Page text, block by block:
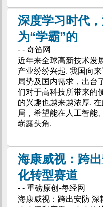
深度学习时代
为“学霸”的
- - 奇笛网
近年来全球高新技术发
产业纷纷兴起. 我国向
局势及国内需求，出台
们对于高科技所带来的
的兴趣也越来越浓厚.
局，希望能在人工智能
崭露头角.
海康威视：跨
化转型赛道
- - 重磅原创-每经网
海康威视：跨出安防 深